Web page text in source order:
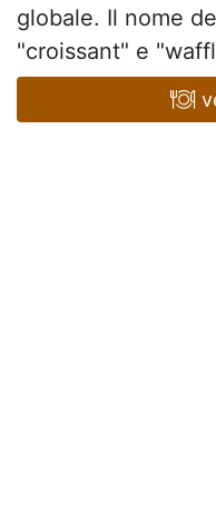
globale. Il nome
"croissant" e